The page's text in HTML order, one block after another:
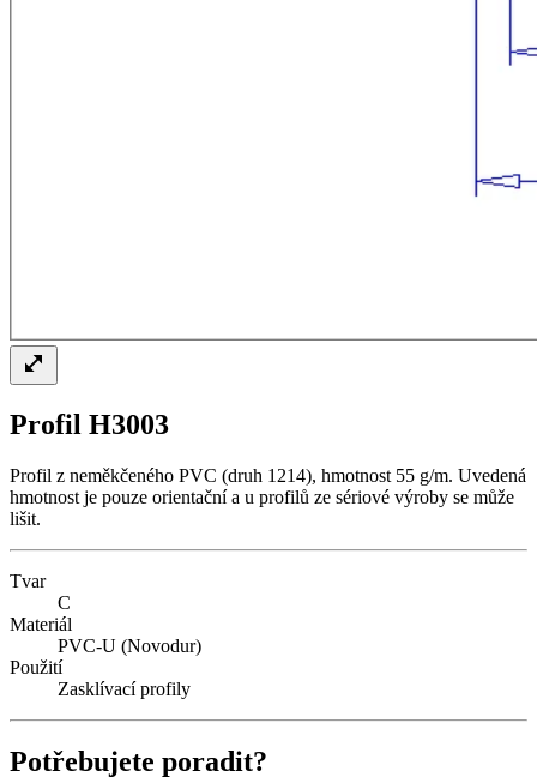
Profil H3003
Profil z neměkčeného PVC (druh 1214), hmotnost 55 g/m. Uvedená
hmotnost je pouze orientační a u profilů ze sériové výroby se může
lišit.
Tvar
C
Materiál
PVC-U (Novodur)
Použití
Zasklívací profily
Potřebujete poradit?